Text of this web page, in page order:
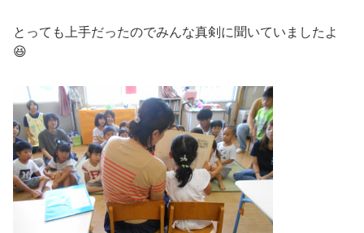
とっても上手だったのでみんな真剣に聞いていましたよ
😆